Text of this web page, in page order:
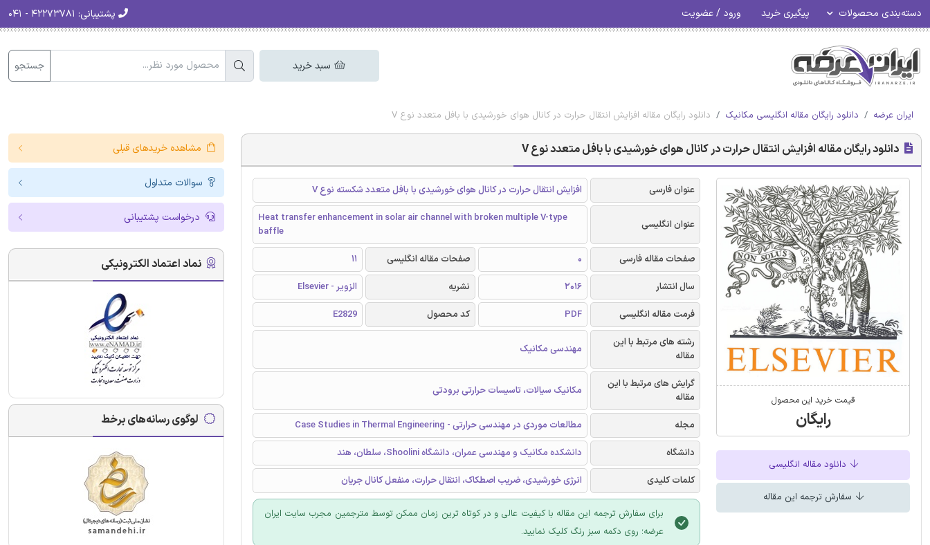
دسته‌بندی محصولات پیگیری خرید ورود / عضویت پشتیبانی:
سبد خرید جستجو
ایران عرضه دانلود رایگان مقاله انگلیسی مکانیک دانلود رایگان مقاله افزایش انتقال حرارت در کانال هوای خورشیدی با بافل متعدد نوع V
دانلود رایگان مقاله افزایش انتقال حرارت در کانال هوای خورشیدی با بافل متعدد نوع V
قیمت خرید این محصول
رایگان
دانلود مقاله انگلیسی
سفارش ترجمه این مقاله
عنوان فارسی افزایش انتقال حرارت در کانال هوای خورشیدی با بافل متعدد شکسته نوع V
عنوان انگلیسی
Heat transfer enhancement in solar air channel with broken multiple V-type
baffle
صفحات مقاله فارسی
0 صفحات مقاله انگلیسی
11
سال انتشار
2016 نشریه
الزویر - Elsevier
فرمت مقاله انگلیسی
PDF کد محصول
E2829
رشته های مرتبط با این
مقاله
مهندسی مکانیک
گرایش های مرتبط با این
مقاله
مکانیک سیالات، تاسیسات حرارتی برودتی
مجله
مطالعات موردی در مهندسی حرارتی - Case Studies in Thermal Engineering
دانشگاه
دانشکده مکانیک و مهندسی عمران، دانشگاه Shoolini، سلطان، هند
کلمات کلیدی
انرژی خورشیدی، ضریب اصطکاک، انتقال حرارت، منفعل کانال جریان
برای سفارش ترجمه این مقاله با کیفیت عالی و در کوتاه ترین زمان ممکن توسط مترجمین مجرب سایت ایران
عرضه؛ روی دکمه سبز رنگ کلیک نمایید.
مشاهده خریدهای قبلی
سوالات متداول
درخواست پشتیبانی
نماد اعتماد الکترونیکی
لوگوی رسانه‌های برخط